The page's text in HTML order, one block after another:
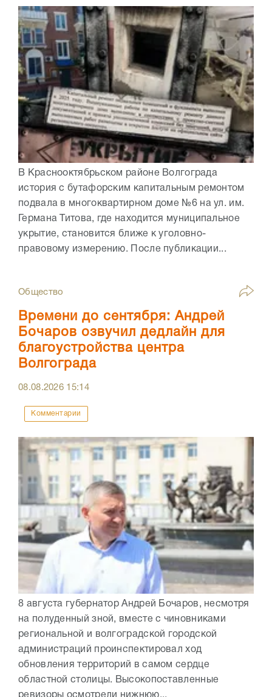
В Краснооктябрьском районе Волгограда
история с бутафорским капитальным ремонтом
подвала в многоквартирном доме №6 на ул. им.
Германа Титова, где находится муниципальное
укрытие, становится ближе к уголовно-
правовому измерению. После публикации...
Общество
Времени до сентября: Андрей
Бочаров озвучил дедлайн для
благоустройства центра
Волгограда
08.08.2026 15:14
Комментарии
8 августа губернатор Андрей Бочаров, несмотря
на полуденный зной, вместе с чиновниками
региональной и волгоградской городской
администраций проинспектировал ход
обновления территорий в самом сердце
областной столицы. Высокопоставленные
ревизоры осмотрели нижнюю...